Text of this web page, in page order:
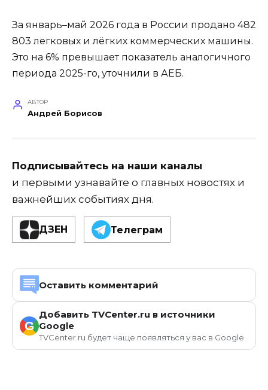
За январь–май 2026 года в России продано 482
803 легковых и лёгких коммерческих машины.
Это на 6% превышает показатель аналогичного
периода 2025-го, уточнили в АЕБ.
АВТОР
Андрей Борисов
Подписывайтесь на наши каналы
и первыми узнавайте о главных новостях и
важнейших событиях дня.
ДЗЕН Телеграм
Оставить комментарий
G
Добавить TVCenter.ru в источники
Google
TVCenter.ru будет чаще появляться у вас в Google.